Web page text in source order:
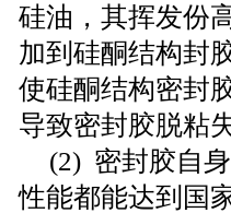
硅油，其挥发份
加到硅酮结构封
使硅酮结构密封
导致密封胶脱粘
(2) 密封胶自
性能都能达到国